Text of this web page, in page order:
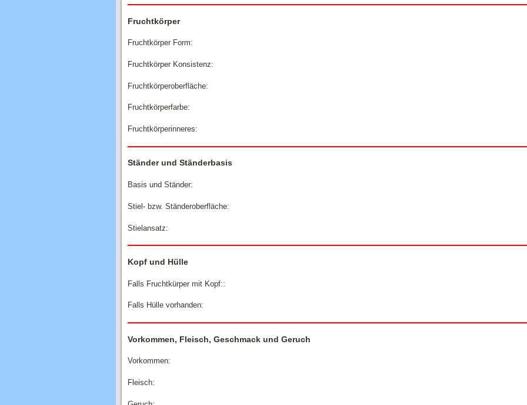
Fruchtkörper
Fruchtkörper Form:
Fruchtkörper Konsistenz:
Fruchtkörperoberfläche:
Fruchtkörperfarbe:
Fruchtkörperinneres:
Ständer und Ständerbasis
Basis und Ständer:
Stiel- bzw. Ständeroberfläche:
Stielansatz:
Kopf und Hülle
Falls Fruchtkürper mit Kopf::
Falls Hülle vorhanden:
Vorkommen, Fleisch, Geschmack und Geruch
Vorkommen:
Fleisch: